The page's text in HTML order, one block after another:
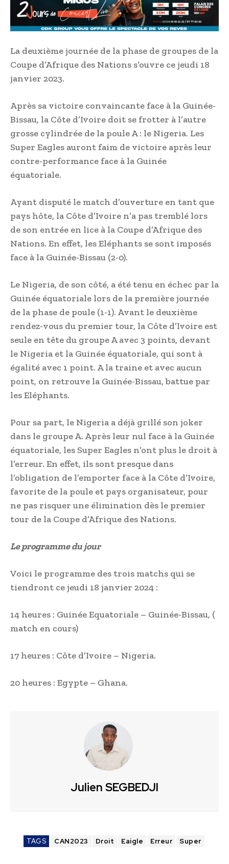
La deuxième journée de la phase de groupes de la
Coupe d’Afrique des Nations s’ouvre ce jeudi 18
janvier 2023.
Après sa victoire convaincante face à la Guinée-
Bissau, la Côte d’Ivoire doit se frotter à l’autre
grosse cylindrée de la poule A : le Nigeria. Les
Super Eagles auront faim de victoire après leur
contre-performance face à la Guinée
équatoriale.
Ayant disputé le match d’ouverture en tant que
pays hôte, la Côte d’Ivoire n’a pas tremblé lors
de son entrée en lice à la Coupe d’Afrique des
Nations. En effet, les Eléphants se sont imposés
face à la Guinée-Bissau (2-0).
Le Nigeria, de son côté, a été tenu en échec par la
Guinée équatoriale lors de la première journée
de la phase de poule (1-1). Avant le deuxième
rendez-vous du premier tour, la Côte d’Ivoire est
seule en tête du groupe A avec 3 points, devant
le Nigeria et la Guinée équatoriale, qui sont à
égalité avec 1 point. A la traine et avec aucun
point, on retrouve la Guinée-Bissau, battue par
les Eléphants.
Pour sa part, le Nigeria a déjà grillé son joker
dans le groupe A. Après leur nul face à la Guinée
équatoriale, les Super Eagles n’ont plus le droit à
l’erreur. En effet, ils sont presque dans
l’obligation de l’emporter face à la Côte d’Ivoire,
favorite de la poule et pays organisateur, pour
ne pas risquer une élimination dès le premier
tour de la Coupe d’Afrique des Nations.
Le programme du jour
Voici le programme des trois matchs qui se
tiendront ce jeudi 18 janvier 2024 :
14 heures : Guinée Equatoriale – Guinée-Bissau, (
match en cours)
17 heures : Côte d’Ivoire – Nigeria.
20 heures : Egypte – Ghana.
Julien SEGBEDJI
TAGS CAN2023 Droit Eaigle Erreur Super